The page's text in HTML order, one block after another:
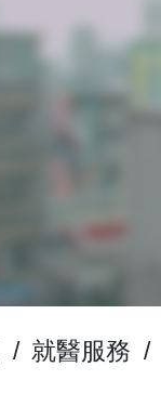
/ 就醫服務 /